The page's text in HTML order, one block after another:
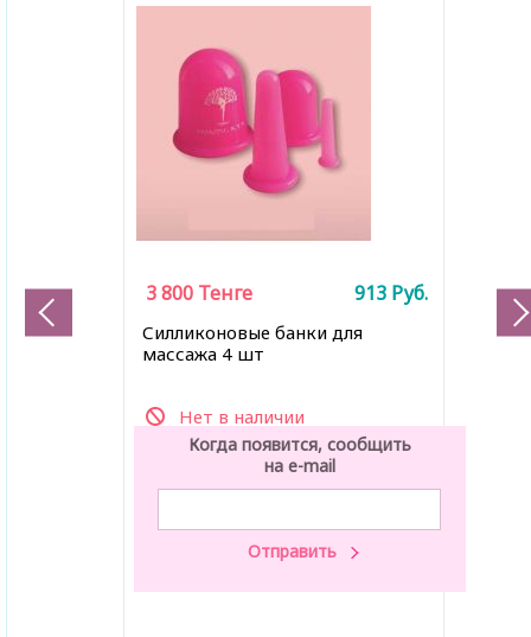
Силликоновые банки для
массажа 4 шт
Нет в наличии
3 800 Тенге 913 Руб.
Когда появится, сообщить
на e-mail